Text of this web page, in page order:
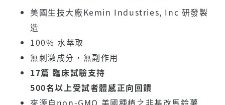
美國生技大廠Kemin Industries, Inc 研發製
造
100% 水萃取
無刺激成分，無副作用
17篇 臨床試驗支持
500名以上受試者體感正向回饋
來源自non-GMO 美國種植之非基改馬鈴薯